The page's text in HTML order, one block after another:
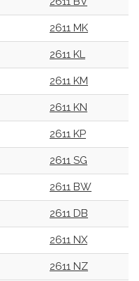
2611 MK
2611 KL
2611 KM
2611 KN
2611 KP
2611 SG
2611 BW
2611 DB
2611 NX
2611 NZ